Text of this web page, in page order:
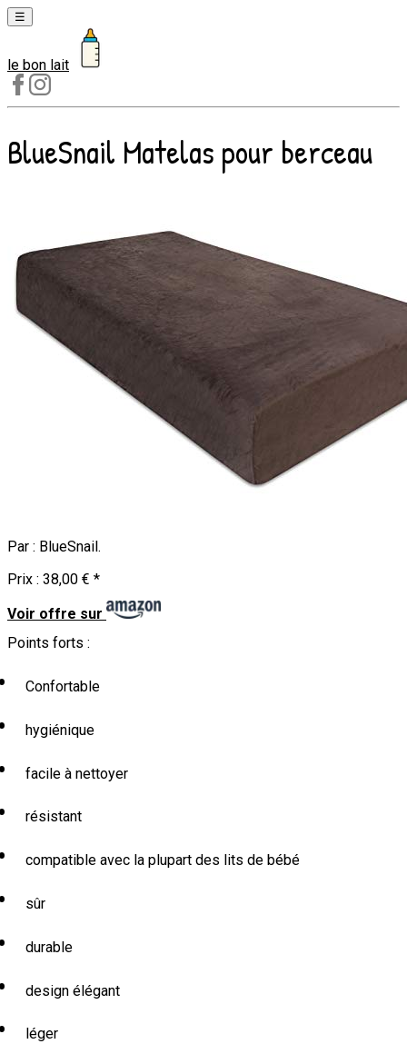
☰
Laits
1er
âge
Laits
2e
de
croissance
le bon lait
BlueSnail Matelas pour berceau
Par : BlueSnail.
Prix : 38,00 € *
Voir offre sur
Points forts :
Confortable
hygiénique
facile à nettoyer
résistant
compatible avec la plupart des lits de bébé
sûr
durable
design élégant
léger